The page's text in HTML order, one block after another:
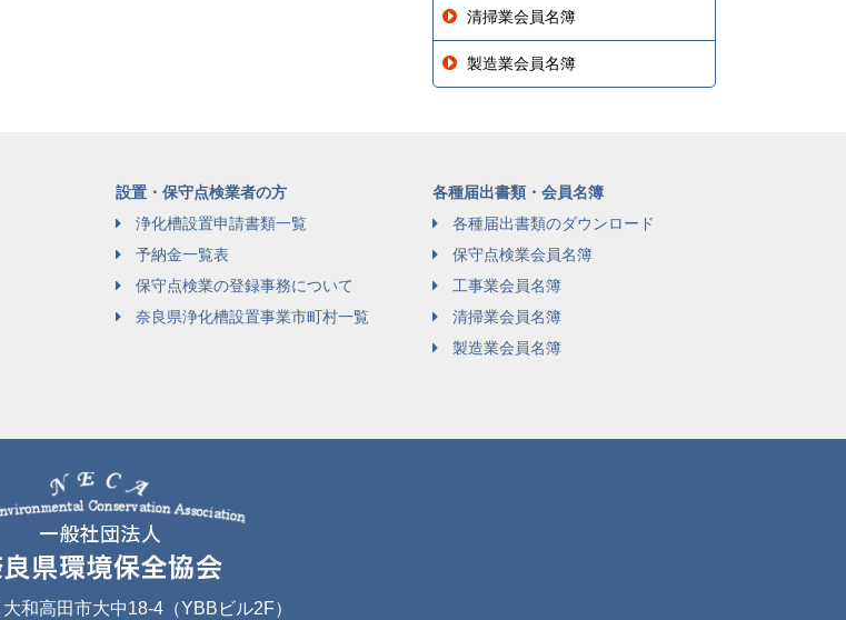
清掃業会員名簿
製造業会員名簿
設置・保守点検業者の方
浄化槽設置申請書類一覧
予納金一覧表
保守点検業の登録事務について
奈良県浄化槽設置事業市町村一覧
各種届出書類・会員名簿
各種届出書類のダウンロード
保守点検業会員名簿
工事業会員名簿
清掃業会員名簿
製造業会員名簿
大和高田市大中18-4（YBBビル2F）